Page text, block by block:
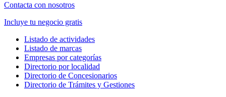
Contacta con nosotros
Incluye tu negocio gratis
Listado de actividades
Listado de marcas
Empresas por categorías
Directorio por localidad
Directorio de Concesionarios
Directorio de Trámites y Gestiones